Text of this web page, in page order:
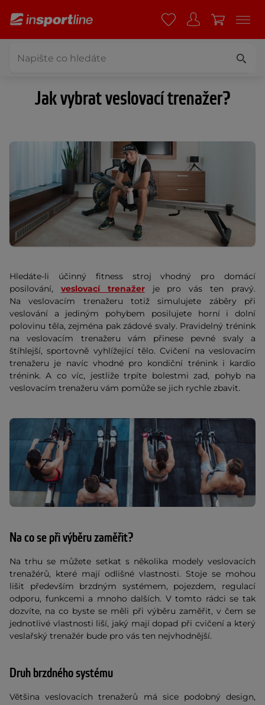
Jak vybrat veslovací trenažer?
Hledáte-li účinný fitness stroj vhodný pro domácí
posilování, veslovací trenažerje pro vás ten pravý.
Na veslovacím trenažeru totiž simulujete záběry při
veslování a jediným pohybem posilujete horní i dolní
polovinu těla, zejména pak zádové svaly. Pravidelný trénink
na veslovacím trenažeru vám přinese pevné svaly a
štíhlejší, sportovně vyhlížející tělo. Cvičení na veslovacím
trenažeru je navíc vhodné pro kondiční trénink i kardio
trénink. A co víc, jestliže trpíte bolestmi zad, pohyb na
veslovacím trenažeru vám pomůže se jich rychle zbavit.
Na co se při výběru zaměřit?
Na trhu se můžete setkat s několika modely veslovacích
trenažérů, které mají odlišné vlastnosti. Stoje se mohou
lišit především brzdným systémem, pojezdem, regulací
odporu, funkcemi a mnoho dalších. V tomto rádci se tak
dozvíte, na co byste se měli při výběru zaměřit, v čem se
jednotlivé vlastnosti liší, jaký mají dopad při cvičení a který
veslařský trenažér bude pro vás ten nejvhodnější.
Druh brzdného systému
Většina veslovacích trenažerů má sice podobný design,